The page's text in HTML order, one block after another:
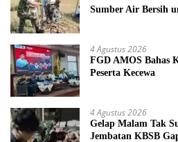
Sumber Air Bersih
4 Agustus 2026
FGD AMOS Bahas
Peserta Kecewa
4 Agustus 2026
Gelap Malam Tak
Jembatan KBSB